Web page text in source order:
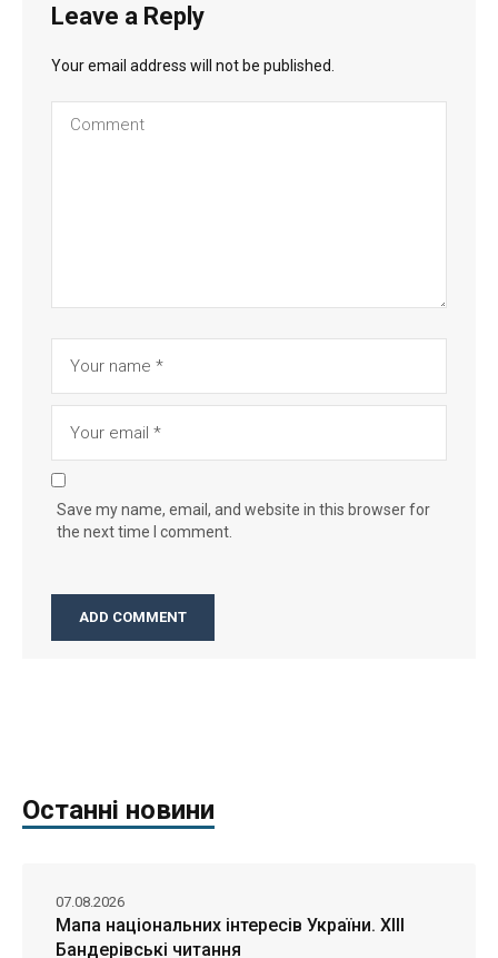
Leave a Reply
Your email address will not be published.
Save my name, email, and website in this browser for
the next time I comment.
Останні новини
Мапа національних інтересів України. ХІІІ
Бандерівські читання
07.08.2026